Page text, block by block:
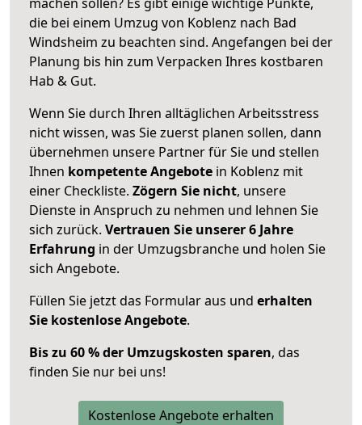
die bei einem Umzug von Koblenz nach Bad
Windsheim zu beachten sind. Angefangen bei der
Planung bis hin zum Verpacken Ihres kostbaren
Hab & Gut.
Wenn Sie durch Ihren alltäglichen Arbeitsstress
nicht wissen, was Sie zuerst planen sollen, dann
übernehmen unsere Partner für Sie und stellen
Ihnen kompetente Angebote in Koblenz mit
einer Checkliste. Zögern Sie nicht, unsere
Dienste in Anspruch zu nehmen und lehnen Sie
sich zurück. Vertrauen Sie unserer 6 Jahre
Erfahrung in der Umzugsbranche und holen Sie
sich Angebote.
Füllen Sie jetzt das Formular aus und erhalten
Sie kostenlose Angebote.
Bis zu 60 % der Umzugskosten sparen, das
finden Sie nur bei uns!
Kostenlose Angebote erhalten